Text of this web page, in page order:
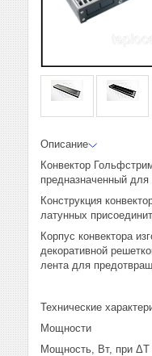
Описание
Конвектор
предназначенный
Конструкция
латунных
Корпус конвектора
декоративной
лента для
Технические
Мощности
Мощность, Вт, при ΔT